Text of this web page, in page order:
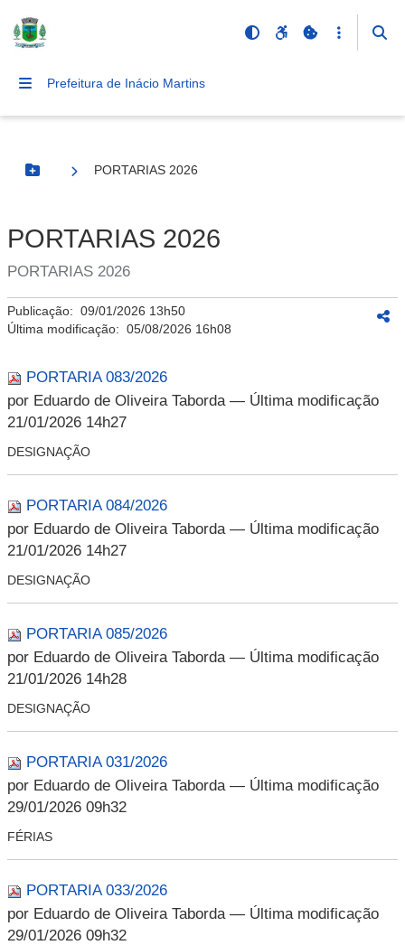
Prefeitura de Inácio Martins
Botão Menu
PORTARIAS 2026
PORTARIAS 2026
PORTARIAS 2026
Publicação: 09/01/2026 13h50
Última modificação: 05/08/2026 16h08
PORTARIA 083/2026
por Eduardo de Oliveira Taborda — Última modificação
21/01/2026 14h27
DESIGNAÇÃO
PORTARIA 084/2026
por Eduardo de Oliveira Taborda — Última modificação
21/01/2026 14h27
DESIGNAÇÃO
PORTARIA 085/2026
por Eduardo de Oliveira Taborda — Última modificação
21/01/2026 14h28
DESIGNAÇÃO
PORTARIA 031/2026
por Eduardo de Oliveira Taborda — Última modificação
29/01/2026 09h32
FÉRIAS
PORTARIA 033/2026
por Eduardo de Oliveira Taborda — Última modificação
29/01/2026 09h32